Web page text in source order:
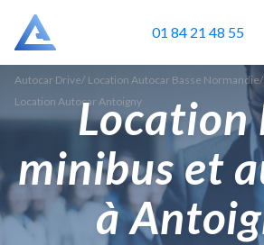
01 84 21 48 55
Autocar Drive/ Location Autocar Basse Normandie/
Location Autocar AntoignyLocation
minibus et
à